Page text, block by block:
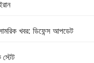
খবর: ডিফেন্স আপডেট